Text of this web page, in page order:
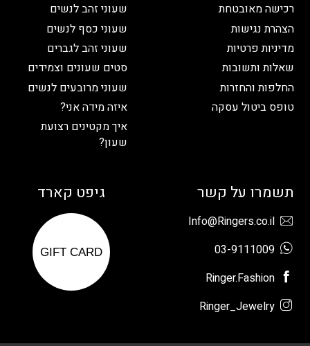
רכישה מאובטחת
הצהרת נגישות
מדיניות פרטיות
שאלות ותשובות
החלפות והחזרות
טופס ביטול עסקה
שעוני זהב לנשים
שעוני כסף לנשים
שעוני זהב לגברים
סטים שעונים וצמידים
שעוני מרובעים לנשים
איזה מידה אני?
איך מקטינים רצועת
שעון?
תשמרו על קשר
Info@Ringers.co.il
03-9111009
Ringer.Fashion
Ringer_Jewelry
גיפט קארד
GIFT CARD